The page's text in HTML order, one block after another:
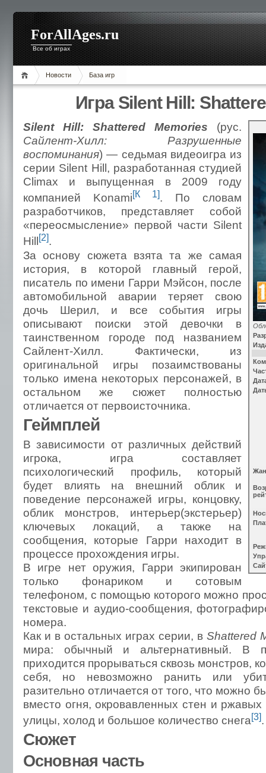
ForAllAges.ru
Все об играх
Новости База игр
Игра Silent Hill:
Silent Hill: Shattered Memories (рус.
Сайлент-Хилл: Разрушенные
воспоминания) — седьмая видеоигра из
серии Silent Hill, разработанная студией
Climax и выпущенная в 2009 году
компанией Konami[К 1]. По словам
разработчиков, представляет собой
«переосмысление» первой части Silent
Hill
[2].
За основу сюжета взята та же самая
история, в которой главный герой,
писатель по имени Гарри Мэйсон, после
автомобильной аварии теряет свою
дочь Шерил, и все события игры
описывают поиски этой девочки в
таинственном городе под названием
Сайлент-Хилл. Фактически, из
оригинальной игры позаимствованы
только имена некоторых персонажей, в
остальном же сюжет полностью
отличается от первоисточника.
Геймплей
В зависимости от различных действий
игрока, игра составляет
психологический профиль, который
будет влиять на внешний облик и
поведение персонажей игры, концовку,
облик монстров, интерьер(экстерьер)
ключевых локаций, а также на
сообщения, которые Гарри находит в
процессе прохождения игры.
В игре нет оружия, Гарри экипирован
только фонариком и сотовым
телефоном, с помощью которого можно
текстовые и аудио-сообщения,
номера.
Как и в остальных играх серии, в Shattered
мира: обычный и альтернативный. В
приходится прорываться сквозь монстров,
себя, но невозможно ранить или
разительно отличается от того, что можно
вместо огня, окровавленных стен и
улицы, холод и большое количество снега[3].
Сюжет
Основная часть